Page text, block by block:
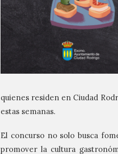
quienes residen en Ciudad
estas semanas.
El concurso no solo busca
promover la cultura